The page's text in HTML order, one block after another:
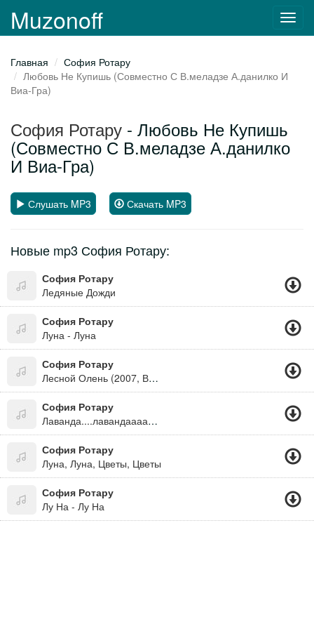
Muzonoff
Главная
София Ротару
Любовь Не Купишь (Совместно С В.меладзе А.данилко И
Виа-Гра)
София Ротару - Любовь Не Купишь
(Совместно С В.меладзе А.данилко
И Виа-Гра)
Слушать MP3 Скачать MP3
Новые mp3 София Ротару:
София Ротару
Ледяные Дожди
София Ротару
Луна - Луна
София Ротару
Лесной Олень (2007, Вариант 3)
София Ротару
Лаванда....лавандааааааааа Горная Лаванда))))))
София Ротару
Луна, Луна, Цветы, Цветы
София Ротару
Лу На - Лу На